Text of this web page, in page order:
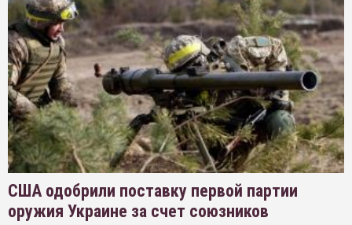
США одобрили поставку первой партии
оружия Украине за счет союзников